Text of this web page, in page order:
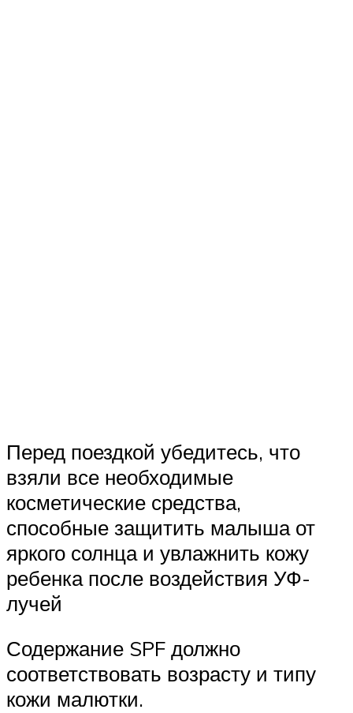
Перед поездкой убедитесь, что
взяли все необходимые
косметические средства,
способные защитить малыша от
яркого солнца и увлажнить кожу
ребенка после воздействия УФ-
лучей
Содержание SPF должно
соответствовать возрасту и типу
кожи малютки.